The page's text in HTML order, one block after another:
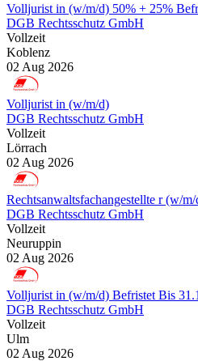
Volljurist in (w/m/d) 50% + 25%
DGB Rechtsschutz GmbH
Vollzeit
Koblenz
02 Aug 2026
Volljurist in (w/m/d)
DGB Rechtsschutz GmbH
Vollzeit
Lörrach
02 Aug 2026
Rechtsanwaltsfachangestellte r (w/
DGB Rechtsschutz GmbH
Vollzeit
Neuruppin
02 Aug 2026
Volljurist in (w/m/d) Befristet Bis
DGB Rechtsschutz GmbH
Vollzeit
Ulm
02 Aug 2026